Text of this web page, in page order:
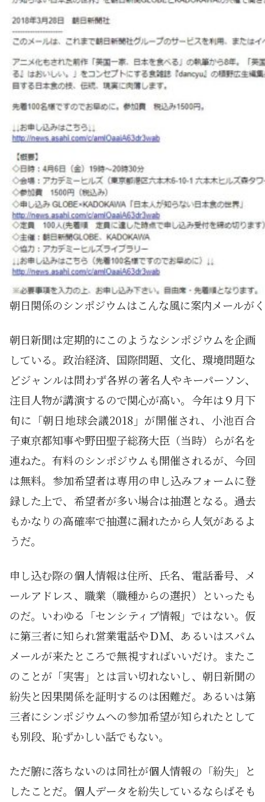
朝日関係のシンポジウムはこんな風に案内メールが
朝日新聞は定期的にこのようなシンポジウムを企画
している。政治経済、国際問題、文化、環境問題な
どジャンルは問わず各界の著名人やキーパーソン、
注目人物が講演するので関心が高い。今年は９月下
旬に「朝日地球会議2018」が開催され、小池百合
子東京都知事や野田聖子総務大臣（当時）らが名を
連ねた。有料のシンポジウムも開催されるが、今回
は無料。参加希望者は専用の申し込みフォームに登
録した上で、希望者が多い場合は抽選となる。過去
もかなりの高確率で抽選に漏れたから人気があるよ
うだ。
申し込む際の個人情報は住所、氏名、電話番号、メ
ールアドレス、職業（職種からの選択）といったも
のだ。いわゆる「センシティブ情報」ではない。仮
に第三者に知られ営業電話やＤＭ、あるいはスパム
メールが来たところで無視すればいいだけ。またこ
のことが「実害」とは言い切れないし、朝日新聞の
紛失と因果関係を証明するのは困難だ。あるいは第
三者にシンポジウムへの参加希望が知られたとして
も別段、恥ずかしい話でもない。
ただ腑に落ちないのは同社が個人情報の「紛失」と
したことだ。個人データを紛失しているならばそも